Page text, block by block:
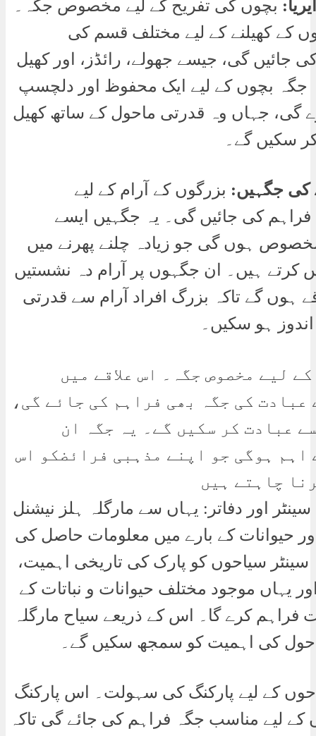
بچوں کی تفریح کے لیے مخصوص جگہ۔
کے کھیلنے کے لیے مختلف قسم کی
جائیں گی، جیسے جھولے، رائڈز، اور کھیل
جگہ بچوں کے لیے ایک محفوظ اور دلچسپ
گی، جہاں وہ قدرتی ماحول کے ساتھ کھیل
سکیں گے۔
کی جگہیں: بزرگوں کے آرام کے لیے
کی جائیں گی۔ یہ جگہیں ایسے
ہوں گی جو زیادہ چلنے پھرنے میں
ہیں۔ ان جگہوں پر آرام دہ نشستیں
ہوں گے تاکہ بزرگ افراد آرام سے قدرتی
ہو سکیں۔
لیے مخصوص جگہ۔ اس علاقے میں
عبادت کی جگہ بھی فراہم کی جائے گی،
عبادت کر سکیں گے۔ یہ جگہ ان
اہم ہوگی جو اپنے مذہبی فرائضکو اس
چاہتے ہیں
حیوانات کے بارے میں معلومات حاصل کی
سیاحوں کو پارک کی تاریخی اہمیت،
یہاں موجود مختلف حیوانات و نباتات کے
فراہم کرے گا۔ اس کے ذریعے سیاح مارگلہ
کی اہمیت کو سمجھ سکیں گے۔
کے لیے پارکنگ کی سہولت۔ اس پارکنگ
کے لیے مناسب جگہ فراہم کی جائے گی تاکہ